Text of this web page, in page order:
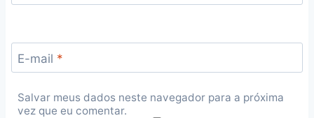
E-mail *
Salvar meus dados neste navegador para a próxima
vez que eu comentar.